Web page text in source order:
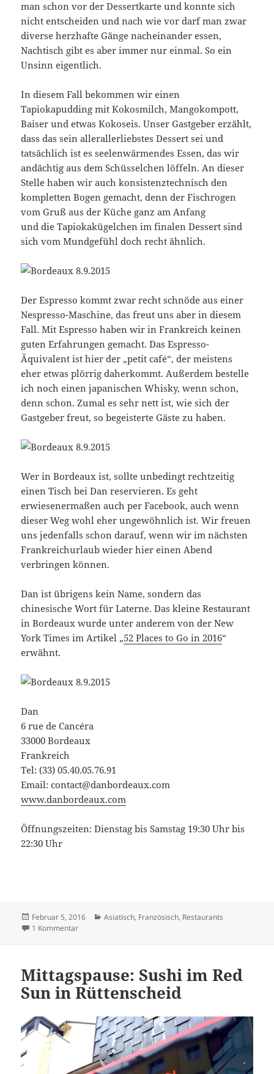
man schon vor der Dessertkarte und konnte sich
nicht entscheiden und nach wie vor darf man zwar
diverse herzhafte Gänge nacheinander essen,
Nachtisch gibt es aber immer nur einmal. So ein
Unsinn eigentlich.
In diesem Fall bekommen wir einen
Tapiokapudding mit Kokosmilch, Mangokompott,
Baiser und etwas Kokoseis. Unser Gastgeber erzählt,
dass das sein allerallerliebstes Dessert sei und
tatsächlich ist es seelenwärmendes Essen, das wir
andächtig aus dem Schüsselchen löffeln. An dieser
Stelle haben wir auch konsistenztechnisch den
kompletten Bogen gemacht, denn der Fischrogen
vom Gruß aus der Küche ganz am Anfang
und die Tapiokakügelchen im finalen Dessert sind
sich vom Mundgefühl doch recht ähnlich.
Der Espresso kommt zwar recht schnöde aus einer
Nespresso-Maschine, das freut uns aber in diesem
Fall. Mit Espresso haben wir in Frankreich keinen
guten Erfahrungen gemacht. Das Espresso-
Äquivalent ist hier der „petit café“, der meistens
eher etwas plörrig daherkommt. Außerdem bestelle
ich noch einen japanischen Whisky, wenn schon,
denn schon. Zumal es sehr nett ist, wie sich der
Gastgeber freut, so begeisterte Gäste zu haben.
Wer in Bordeaux ist, sollte unbedingt rechtzeitig
einen Tisch bei Dan reservieren. Es geht
erwiesenermaßen auch per Facebook, auch wenn
dieser Weg wohl eher ungewöhnlich ist. Wir freuen
uns jedenfalls schon darauf, wenn wir im nächsten
Frankreichurlaub wieder hier einen Abend
verbringen können.
Dan ist übrigens kein Name, sondern das
chinesische Wort für Laterne. Das kleine Restaurant
in Bordeaux wurde unter anderem von der New
York Times im Artikel „52 Places to Go in 2016“
erwähnt.
Dan
6 rue de Cancéra
33000 Bordeaux
Frankreich
Tel: (33) 05.40.05.76.91
Email: contact@danbordeaux.com
www.danbordeaux.com
Öffnungszeiten: Dienstag bis Samstag 19:30 Uhr bis
22:30 Uhr
Veröffentlicht
am
Februar 5, 2016 Kategorien
Asiatisch, Französisch, Restaurants
1 Kommentarzu Essen wie Anne in Frankreich: Dan in Bordeaux
Mittagspause: Sushi im Red
Sun in Rüttenscheid